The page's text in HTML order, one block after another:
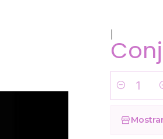
Cantidad